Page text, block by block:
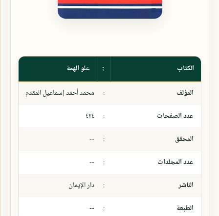
الكتاب :
علو الهمة
المؤلف
:
محمد أحمد إسماعيل المقدم
عدد الصفحات
:
٤٢٤
المحقق
:
--
عدد المجلدات
:
--
الناشر
:
دار الإيمان
الطبعة
:
--